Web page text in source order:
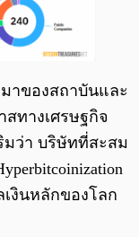
มาของสถาบันและ
สทางเศรษฐกิจ
มว่า บริษัทที่สะสม
งินหลักของโลก